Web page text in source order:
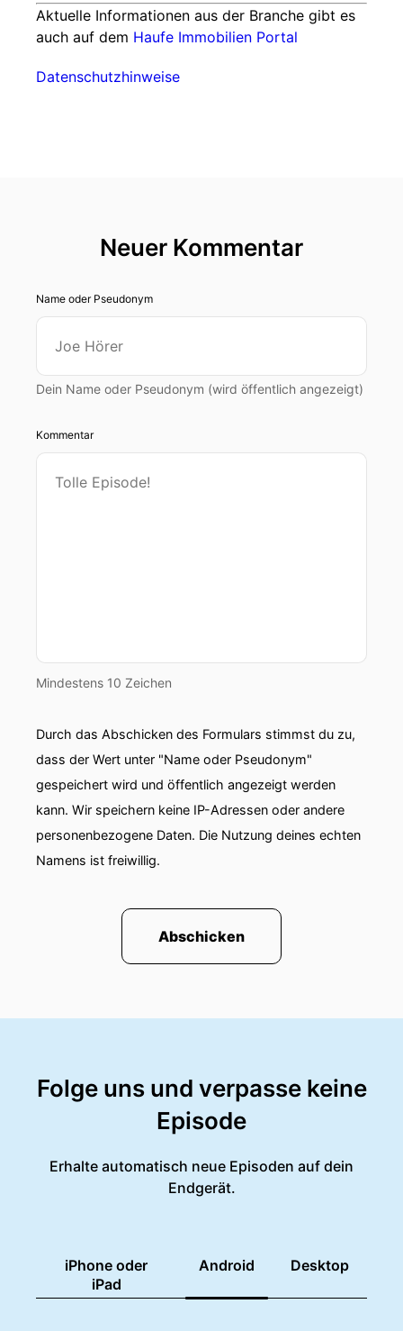
Aktuelle Informationen aus der Branche gibt es
auch auf dem Haufe Immobilien Portal
Datenschutzhinweise
Neuer Kommentar
Name oder Pseudonym
Dein Name oder Pseudonym (wird öffentlich angezeigt)
Kommentar
Mindestens 10 Zeichen
Durch das Abschicken des Formulars stimmst du zu,
dass der Wert unter "Name oder Pseudonym"
gespeichert wird und öffentlich angezeigt werden
kann. Wir speichern keine IP-Adressen oder andere
personenbezogene Daten. Die Nutzung deines echten
Namens ist freiwillig.
Abschicken
Folge uns und verpasse keine
Episode
Erhalte automatisch neue Episoden auf dein
Endgerät.
iPhone oder
iPad
Android Desktop